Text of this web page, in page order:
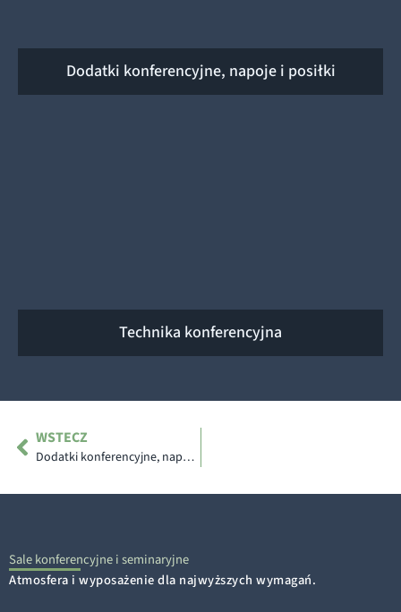
Dodatki konferencyjne, napoje i posiłki
Technika konferencyjna
PrevWSTECZ
Dodatki konferencyjne, napoje i posiłki
Sale konferencyjne i seminaryjne
Atmosfera i wyposażenie dla najwyższych wymagań.